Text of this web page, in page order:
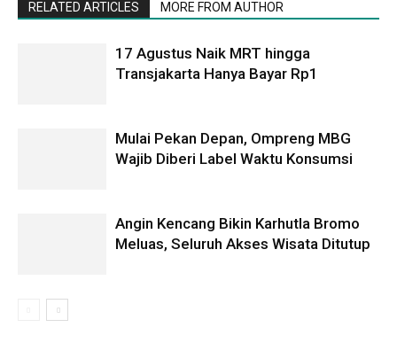
RELATED ARTICLES MORE FROM AUTHOR
17 Agustus Naik MRT hingga
Transjakarta Hanya Bayar Rp1
Mulai Pekan Depan, Ompreng MBG
Wajib Diberi Label Waktu Konsumsi
Angin Kencang Bikin Karhutla Bromo
Meluas, Seluruh Akses Wisata Ditutup